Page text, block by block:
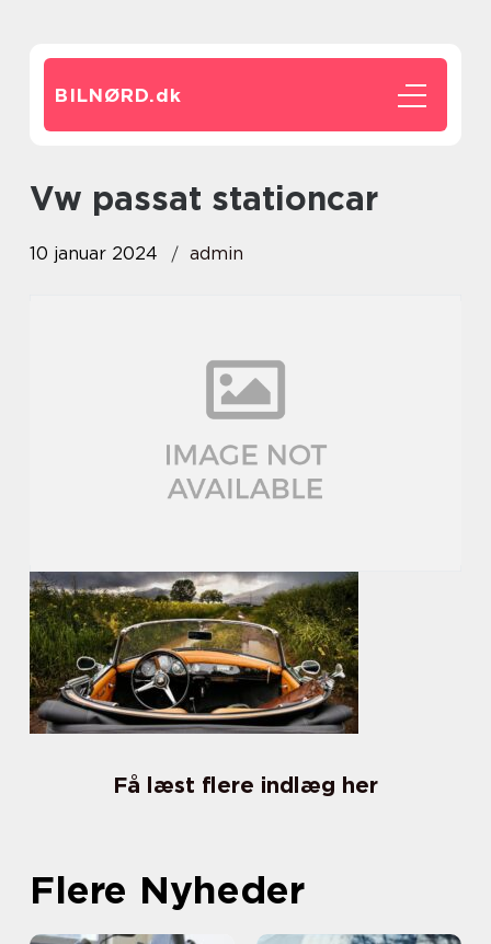
BILNØRD.dk
vw passat stationcar
10 januar 2024 admin
Få læst flere indlæg her
Flere Nyheder